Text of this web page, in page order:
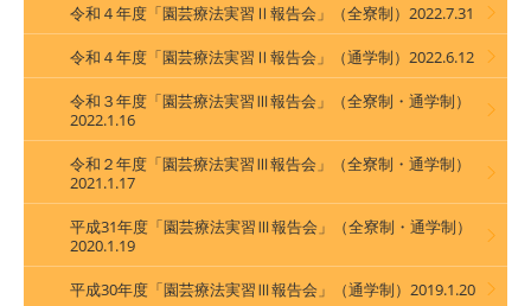
令和４年度「園芸療法実習Ⅱ報告会」（全寮制）2022.7.31
令和４年度「園芸療法実習Ⅱ報告会」（通学制）2022.6.12
令和３年度「園芸療法実習Ⅲ報告会」（全寮制・通学制）
2022.1.16
令和２年度「園芸療法実習Ⅲ報告会」（全寮制・通学制）
2021.1.17
平成31年度「園芸療法実習Ⅲ報告会」（全寮制・通学制）
2020.1.19
平成30年度「園芸療法実習Ⅲ報告会」（通学制）2019.1.20